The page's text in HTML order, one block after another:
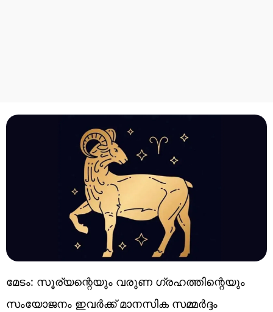
മേടം: സൂര്യന്റെയും വരുണ ഗ്രഹത്തിന്റെയും
സംയോജനം ഇവർക്ക് മാനസിക സമ്മർദ്ദം